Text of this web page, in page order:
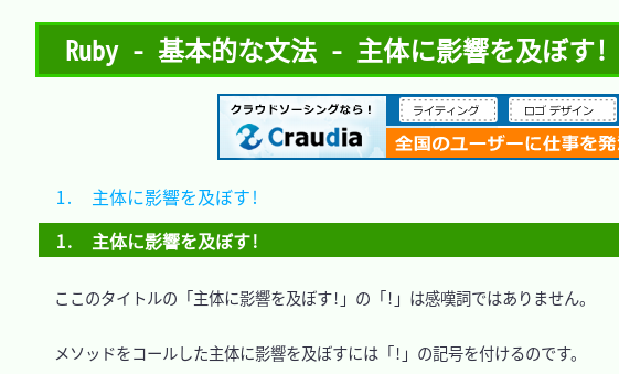
Ruby - 基本的な文法 - 主体に影響を及ぼす!
1.　主体に影響を及ぼす!
ここのタイトルの「主体に影響を及ぼす!」の「!」は感嘆詞ではありません。
メソッドをコールした主体に影響を及ぼすには「!」の記号を付けるのです。